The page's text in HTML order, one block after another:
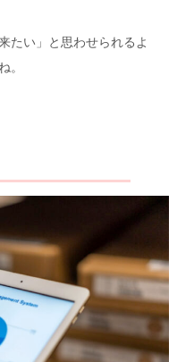
たい」と思わせられるよ
。